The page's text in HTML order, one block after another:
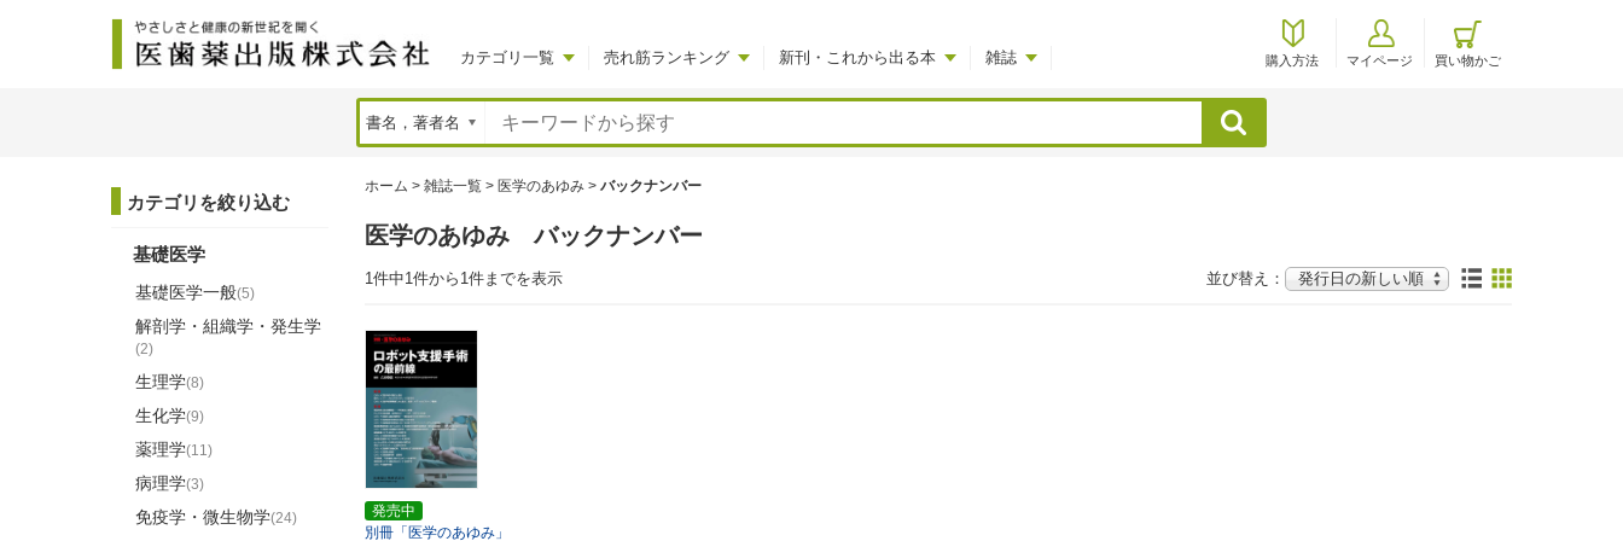
カテゴリ一覧 売れ筋ランキング 新刊・これから出る本 雑誌 購入方法 マイページ 買い物かご
検索
ホーム > 雑誌一覧 > 医学のあゆみ > バックナンバー
医学のあゆみ バックナンバー
1件中1件から1件までを表示 並び替え：
発売中
別冊「医学のあゆみ」
カテゴリを絞り込む
基礎医学
基礎医学一般(5)
解剖学・組織学・発生学
(2)
生理学(8)
生化学(9)
薬理学(11)
病理学(3)
免疫学・微生物学(24)